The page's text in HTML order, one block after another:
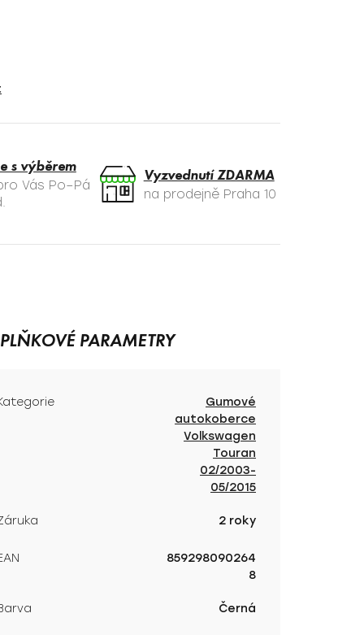
s výběrem
Vás Po–Pá
Vyzvednutí ZDARMA
na prodejně Praha 10
PARAMETRY
Gumové
autokoberce
Volkswagen
Touran
02/2003-
05/2015
2 roky
859298090264
8
Černá